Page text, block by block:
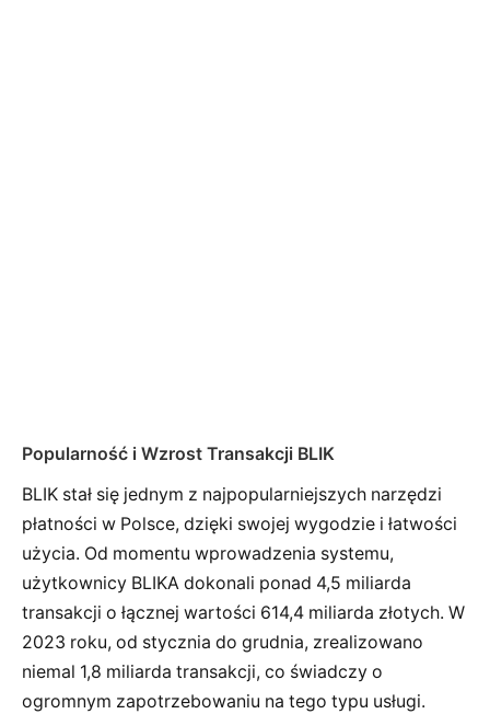
Popularność i Wzrost Transakcji BLIK
BLIK stał się jednym z najpopularniejszych narzędzi
płatności w Polsce, dzięki swojej wygodzie i łatwości
użycia. Od momentu wprowadzenia systemu,
użytkownicy BLIKA dokonali ponad 4,5 miliarda
transakcji o łącznej wartości 614,4 miliarda złotych. W
2023 roku, od stycznia do grudnia, zrealizowano
niemal 1,8 miliarda transakcji, co świadczy o
ogromnym zapotrzebowaniu na tego typu usługi.